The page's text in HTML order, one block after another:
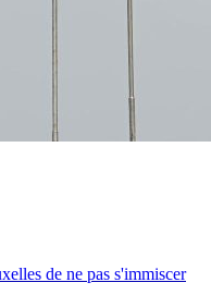
de ne pas s'immiscer